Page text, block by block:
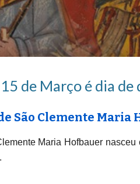
5 de Março é dia de
e São Clemente Maria
Maria Hofbauer